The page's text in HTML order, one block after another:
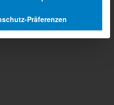
Präferenzen